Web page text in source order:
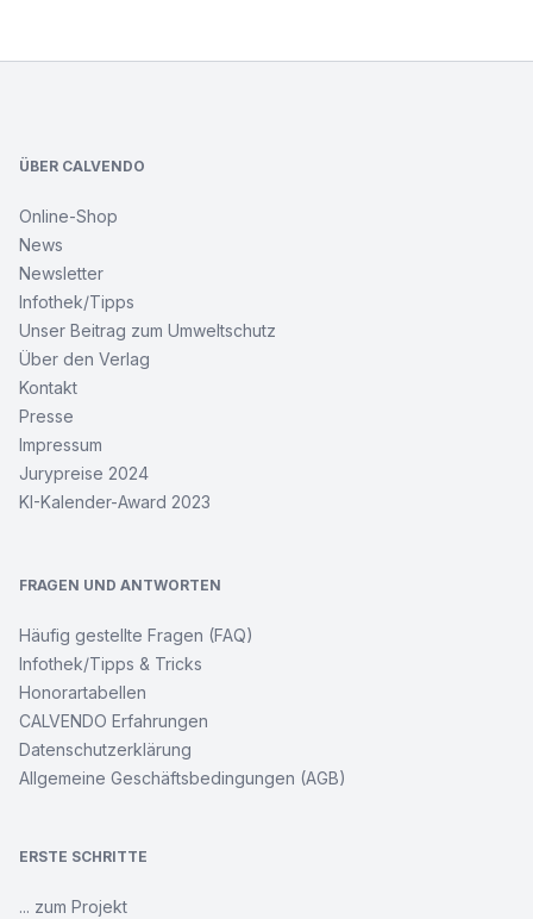
ÜBER CALVENDO
Online-Shop
News
Newsletter
Infothek/Tipps
Unser Beitrag zum Umweltschutz
Über den Verlag
Kontakt
Presse
Impressum
Jurypreise 2024
KI-Kalender-Award 2023
FRAGEN UND ANTWORTEN
Häufig gestellte Fragen (FAQ)
Infothek/Tipps & Tricks
Honorartabellen
CALVENDO Erfahrungen
Datenschutzerklärung
Allgemeine Geschäftsbedingungen (AGB)
ERSTE SCHRITTE
... zum Projekt